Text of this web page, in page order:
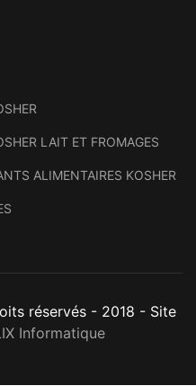
LAIT ET FROMAGES
ALIMENTAIRES KOSHER
réservés - 2018 - Site
Informatique